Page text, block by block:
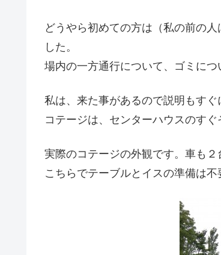
どうやら初めての方は（私の前の
した。
場内の一方通行について、ゴミにつ
私は、来た事があるので説明もす
コテージは、センターハウスのす
実際のコテージの外観です。車も
こちらでテーブルとイスの準備は不